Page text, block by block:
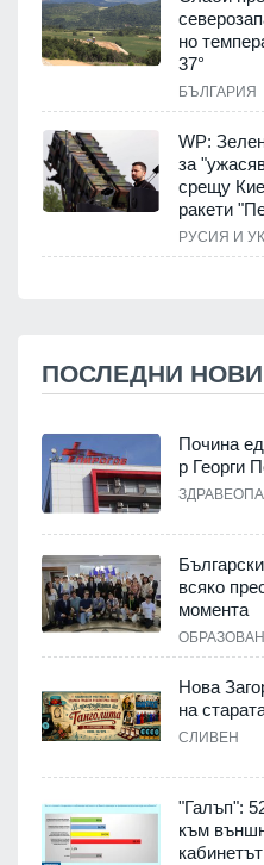
но
37°
БЪЛГАРИЯ
WP:
за
срещу
ракети
РУСИЯ И
ПОСЛЕДНИ
Почина
р Георги
всяко
момента
Нова
на
СЛИВЕН
"Галъп":
към